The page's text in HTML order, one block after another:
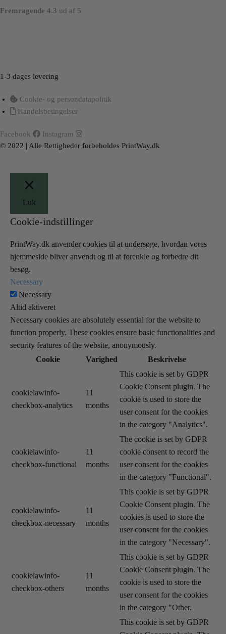
Fremragende 4.3 ud af 5
1-3 dages levering
Cookie- og persondatapolitik
Handelsbetingelser
Facebook
Instagram
© 2022 | Alle Rettigheder forbeholdes PrintWay.dk
Luk
Cookie-indstillinger
PrintWay.dk anvender cookies til at undersøge, hvordan vores
hjemmeside bliver anvendt og til at forenkle og forbedre dit
besøg.
Necessary
Necessary
Altid aktiveret
Necessary cookies are absolutely essential for the website to
function properly. These cookies ensure basic functionalities and
security features of the website, anonymously.
Cookie
Varighed Beskrivelse
cookielawinfo-
checkbox-analytics
11
months
This cookie is set by GDPR
Cookie Consent plugin. The
cookie is used to store the
user consent for the cookies
in the category "Analytics".
cookielawinfo-
checkbox-functional
11
months
The cookie is set by GDPR
cookie consent to record the
user consent for the cookies
in the category "Functional".
cookielawinfo-
checkbox-necessary
11
months
This cookie is set by GDPR
Cookie Consent plugin. The
cookies is used to store the
user consent for the cookies
in the category "Necessary".
cookielawinfo-
checkbox-others
11
months
This cookie is set by GDPR
Cookie Consent plugin. The
cookie is used to store the
user consent for the cookies
in the category "Other.
This cookie is set by GDPR